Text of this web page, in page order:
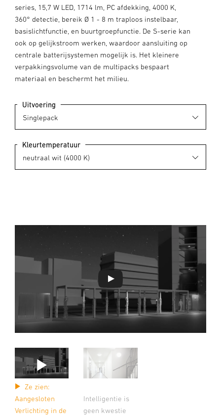
series, 15,7 W LED, 1714 lm, PC afdekking, 4000 K,
360° detectie, bereik Ø 1 - 8 m traploos instelbaar,
basislichtfunctie, en buurtgroepfunctie. De S-serie kan
ook op gelijkstroom werken, waardoor aansluiting op
centrale batterijsystemen mogelijk is. Het kleinere
verpakkingsvolume van de multipacks bespaart
materiaal en beschermt het milieu.
Uitvoering
Kleurtemperatuur
Ze zien:
Aangesloten
Verlichting in de
Intelligentie is
geen kwestie